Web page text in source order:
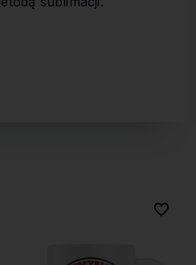
Do
Do